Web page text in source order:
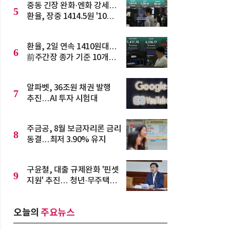
5
중동 긴장 완화·엔화 강세…
환율, 장중 1414.5원 '10개월
6
환율, 2일 연속 1410원대…
前주간장 종가 기준 10개월
7
알파벳, 36조원 채권 발행
추진…AI 투자 시험대
8
주금공, 8월 보금자리론 금리
동결…최저 3.90% 유지
9
구윤철, 대출 규제완화 '핀셋
지원' 추진… 청년·무주택자
오늘의 주요뉴스